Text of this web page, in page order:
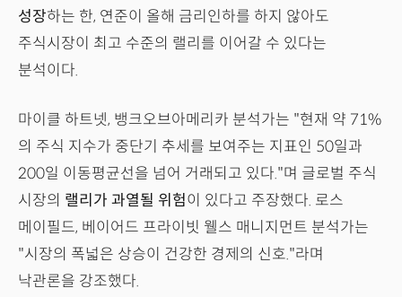
성장하는 한, 연준이 올해 금리인하를 하지 않아도
주식시장이 최고 수준의 랠리를 이어갈 수 있다는
분석이다.
마이클 하트넷, 뱅크오브아메리카 분석가는 "현재 약 71%
의 주식 지수가 중단기 추세를 보여주는 지표인 50일과
200일 이동평균선을 넘어 거래되고 있다."며 글로벌 주식
시장의 랠리가 과열될 위험이 있다고 주장했다. 로스
메이필드, 베이어드 프라이빗 웰스 매니지먼트 분석가는
"시장의 폭넓은 상승이 건강한 경제의 신호."라며
낙관론을 강조했다.